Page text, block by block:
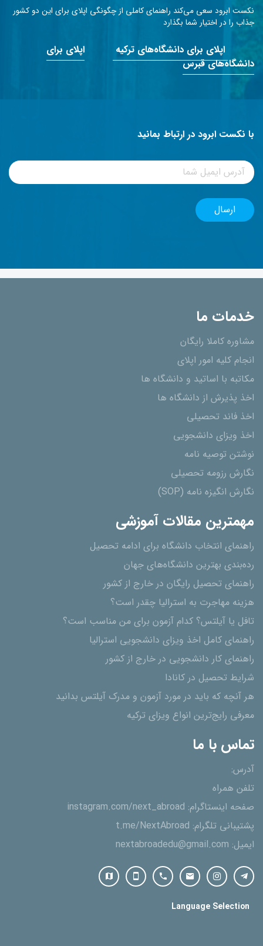
نکست ابرود سعی می‌کند راهنمای کاملی از چگونگی اپلای برای این دو کشور
جذاب را در اختیار شما بگذارد
اپلای برای دانشگاه‌های ترکیه
اپلای برای
دانشگاه‌های قبرس
با نکست ابرود در ارتباط بمانید
خدمات ما
مشاوره کاملا رایگان
انجام کلیه امور اپلای
مکاتبه با اساتید و دانشگاه ها
اخذ پذیرش از دانشگاه ھا
اخذ فاند تحصیلی
اخذ ویزای دانشجویی
نوشتن توصیه نامه
نگارش رزومه تحصیلی
نگارش انگیزه نامه (SOP)
مهمترین مقالات آموزشی
راهنمای انتخاب دانشگاه برای ادامه تحصیل
رده‌بندی بهترین دانشگاه‌های جهان
راهنمای تحصیل رایگان در خارج از کشور
هزینه مهاجرت به استرالیا چقدر است؟
تافل یا آیلتس؟ کدام آزمون برای من مناسب است؟
راهنمای کامل اخذ ویزای دانشجویی استرالیا
راهنمای کار دانشجویی در خارج از کشور
شرایط تحصیل در کانادا
هر آنچه که باید در مورد آزمون و مدرک آیلتس بدانید
معرفی رایج‌ترین انواع ویزای ترکیه
تماس با ما
آدرس:
تلفن همراه
صفحه اینستاگرام: instagram.com/next_abroad
پشتیبانی تلگرام: t.me/NextAbroad
ایمیل: nextabroadedu@gmail.com
Language Selection